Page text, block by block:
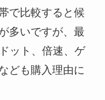
で比較すると候
多いですが、最
ット、倍速、ゲ
ども購入理由に